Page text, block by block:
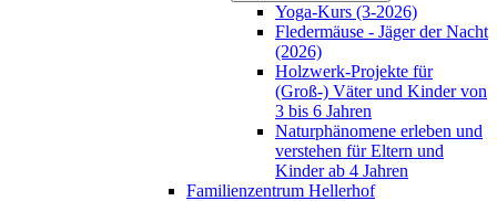
Yoga-Kurs (3-2026)
Fledermäuse - Jäger der Nacht
(2026)
Holzwerk-Projekte für
(Groß-) Väter und Kinder von
3 bis 6 Jahren
Naturphänomene erleben und
verstehen für Eltern und
Kinder ab 4 Jahren
Familienzentrum Hellerhof